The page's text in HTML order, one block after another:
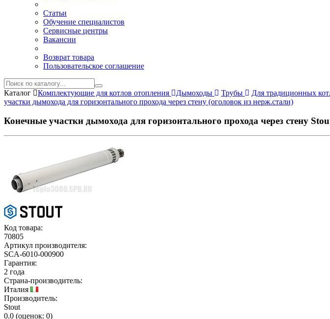
Статьи
Обучение специалистов
Сервисные центры
Вакансии
Возврат товара
Пользовательское соглашение
Каталог Комплектующие для котлов отопления Дымоходы Трубы Для традиционных
участки дымохода для горизонтального прохода через стену (оголовок из нерж.стали)
Конечные участки дымохода для горизонтального прохода через стену
Код товара:
70805
Артикул производителя:
SCA-6010-000900
Гарантия:
2 года
Страна-производитель:
Италия
Производитель:
Stout
0.0 (оценок: 0)